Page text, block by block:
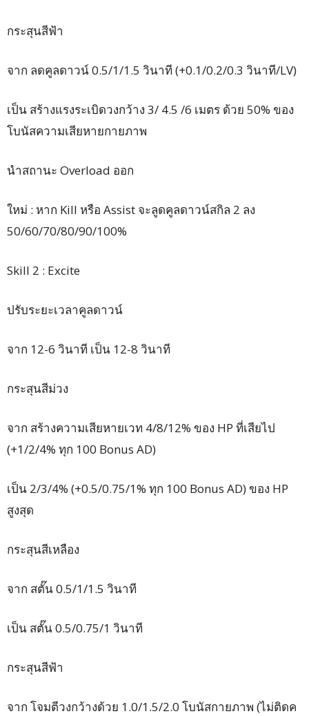
กระสุนสีฟ้า
จาก ลดคูลดาวน์ 0.5/1/1.5 วินาที (+0.1/0.2/0.3 วินาที/LV)
เป็น สร้างแรงระเบิดวงกว้าง 3/ 4.5 /6 เมตร ด้วย 50% ของ
โบนัสความเสียหายกายภาพ
นำสถานะ Overload ออก
ใหม่ : หาก Kill หรือ Assist จะลูดคูลดาวน์สกิล 2 ลง
50/60/70/80/90/100%
Skill 2 : Excite
ปรับระยะเวลาคูลดาวน์
จาก 12-6 วินาที เป็น 12-8 วินาที
กระสุนสีม่วง
จาก สร้างความเสียหายเวท 4/8/12% ของ HP ที่เสียไป
(+1/2/4% ทุก 100 Bonus AD)
เป็น 2/3/4% (+0.5/0.75/1% ทุก 100 Bonus AD) ของ HP
สูงสุด
กระสุนสีเหลือง
จาก สตั๊น 0.5/1/1.5 วินาที
เป็น สตั๊น 0.5/0.75/1 วินาที
กระสุนสีฟ้า
จาก โจมตีวงกว้างด้วย 1.0/1.5/2.0 โบนัสกายภาพ (ไม่ติดค